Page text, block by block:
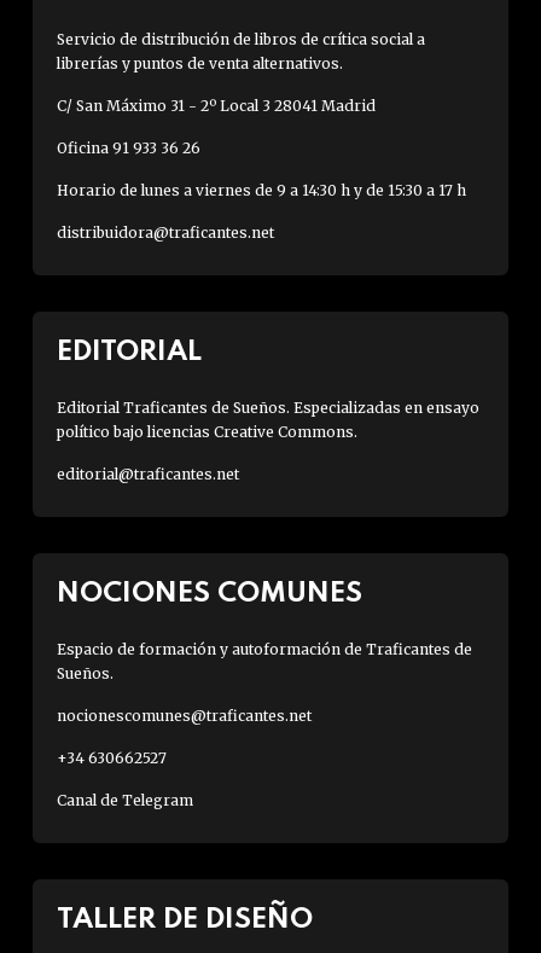
Servicio de distribución de libros de crítica social a
librerías y puntos de venta alternativos.
C/ San Máximo 31 - 2º Local 3 28041 Madrid
Oficina 91 933 36 26
Horario de lunes a viernes de 9 a 14:30 h y de 15:30 a 17 h
distribuidora@traficantes.net
EDITORIAL
Editorial Traficantes de Sueños. Especializadas en ensayo
político bajo licencias Creative Commons.
editorial@traficantes.net
NOCIONES COMUNES
Espacio de formación y autoformación de Traficantes de
Sueños.
nocionescomunes@traficantes.net
+34 630662527
Canal de Telegram
TALLER DE DISEÑO